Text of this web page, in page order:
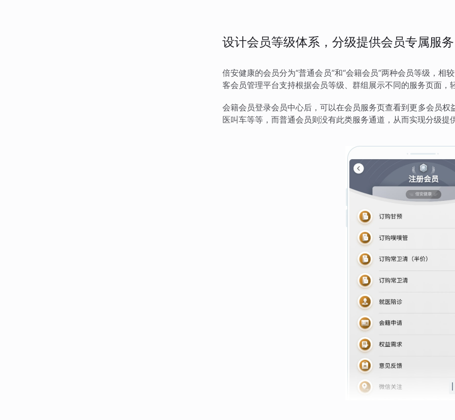
设计会员等级体系，分级提供会员专属服务
倍安健康的会员分为“普通会员”和“会籍会员”两种会员等级，相
客会员管理平台支持根据会员等级、群组展示不同的服务页面，
会籍会员登录会员中心后，可以在会员服务页查看到更多会员
医叫车等等，而普通会员则没有此类服务通道，从而实现分级提